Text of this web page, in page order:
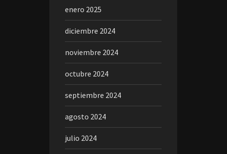
enero 2025
diciembre 2024
noviembre 2024
octubre 2024
septiembre 2024
agosto 2024
julio 2024